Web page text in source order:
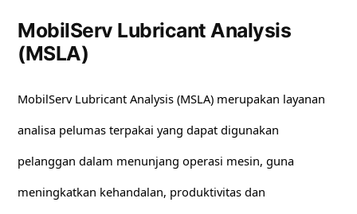
MobilServ Lubricant Analysis
(MSLA)
MobilServ Lubricant Analysis (MSLA) merupakan layanan
analisa pelumas terpakai yang dapat digunakan
pelanggan dalam menunjang operasi mesin, guna
meningkatkan kehandalan, produktivitas dan